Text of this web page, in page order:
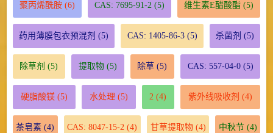
聚丙烯酰胺(6) CAS: 7695-91-2 (5) 维生素E醋酸酯 (5)
药用薄膜包衣预混剂 (5) CAS: 1405-86-3(5) 杀菌剂 (5)
除草剂 (5) 提取物(5) 除草 (5) CAS: 557-04-0(5)
硬脂酸镁(5) 水处理 (5) 2 (4) 紫外线吸收剂 (4)
茶皂素 (4) CAS: 8047-15-2 (4) 甘草提取物(4) 中秋节(4)